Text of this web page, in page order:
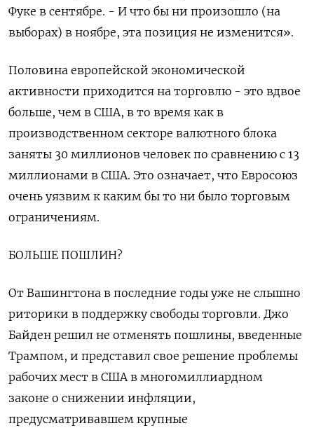
Фуке в сентябре. - И что бы ни произошло (на
выборах) в ноябре, эта позиция не изменится».
Половина европейской экономической
активности приходится на торговлю - это вдвое
больше, чем в США, в то время как в
производственном секторе валютного блока
заняты 30 миллионов человек по сравнению с 13
миллионами в США. Это означает, что Евросоюз
очень уязвим к каким бы то ни было торговым
ограничениям.
БОЛЬШЕ ПОШЛИН?
От Вашингтона в последние годы уже не слышно
риторики в поддержку свободы торговли. Джо
Байден решил не отменять пошлины, введенные
Трампом, и представил свое решение проблемы
рабочих мест в США в многомиллиардном
законе о снижении инфляции,
предусматривавшем крупные